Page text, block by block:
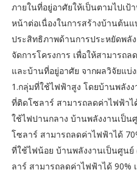
ภายในที่อยู่อาศัยให้เป็นตามไปเ
หน้าต่อเนื่องในการสร้างบ้านต้น
ประสิทธิภาพด้านการประหยัดพลั
จัดการโครงการ เพื่อให้สามารถ
และบ้านที่อยู่อาศัย จากผลวิจัยแบ่
1.กลุ่มที่ใช้ไฟฟ้าสูง โดยบ้านพลัง
ที่ติดโซลาร์ สามารถลดค่าไฟฟ้าไ
ใช้ไฟปานกลาง บ้านพลังงานเป็น
โซลาร์ สามารถลดค่าไฟฟ้าได้
ที่ใช้ไฟน้อย บ้านพลังงานเป็นศูนย์
ลาร์ สามารถลดค่าไฟฟ้าได้ 90%